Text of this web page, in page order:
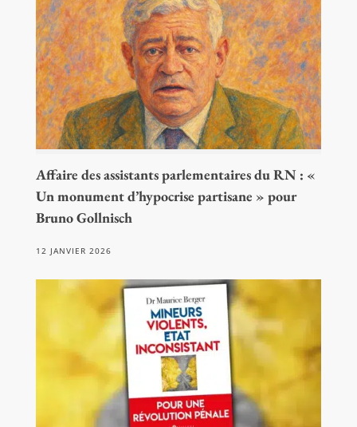
Affaire des assistants parlementaires du RN : «
Un monument d’hypocrise partisane » pour
Bruno Gollnisch
12 JANVIER 2026